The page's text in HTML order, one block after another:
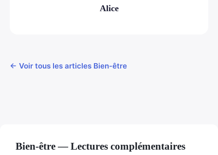
Alice
← Voir tous les articles Bien-être
Bien-être — Lectures complémentaires